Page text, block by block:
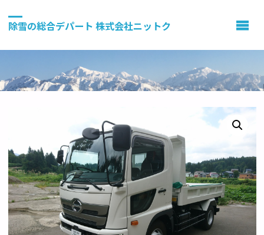
除雪の総合デパート 株式会社ニットク